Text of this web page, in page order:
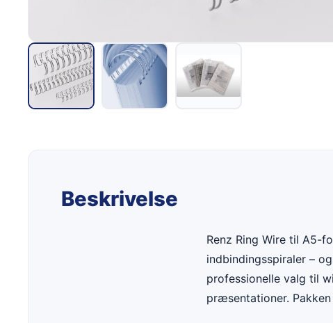
Beskrivelse
Renz Ring Wire til A5-
indbindingsspiraler –
professionelle valg til
præsentationer.